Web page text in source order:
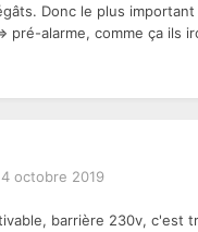
Donc le plus
pré-alarme, comme ça ils
octobre 2019
barrière 230v, c'est